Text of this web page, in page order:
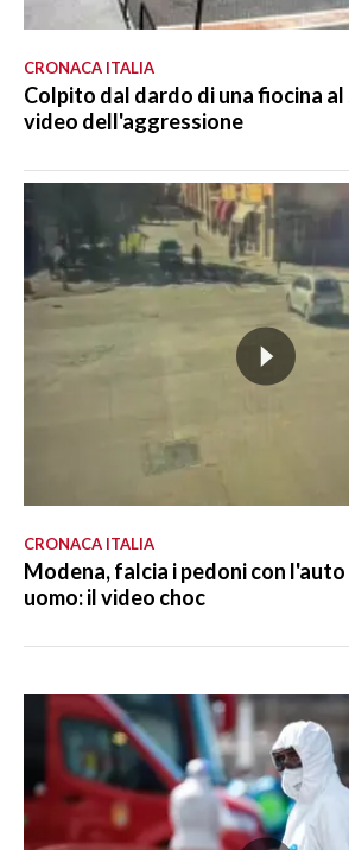
CRONACA ITALIA
Colpito dal dardo di una fiocina
video dell'aggressione
CRONACA ITALIA
Modena, falcia i pedoni con
uomo: il video choc